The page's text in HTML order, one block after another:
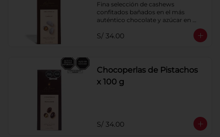
Fina selección de cashews
confitados bañados en el más
auténtico chocolate y azúcar en
polvo. Elaborados artesanalmente.
S/ 34.00
Chocoperlas de Pistachos
x 100 g
S/ 34.00